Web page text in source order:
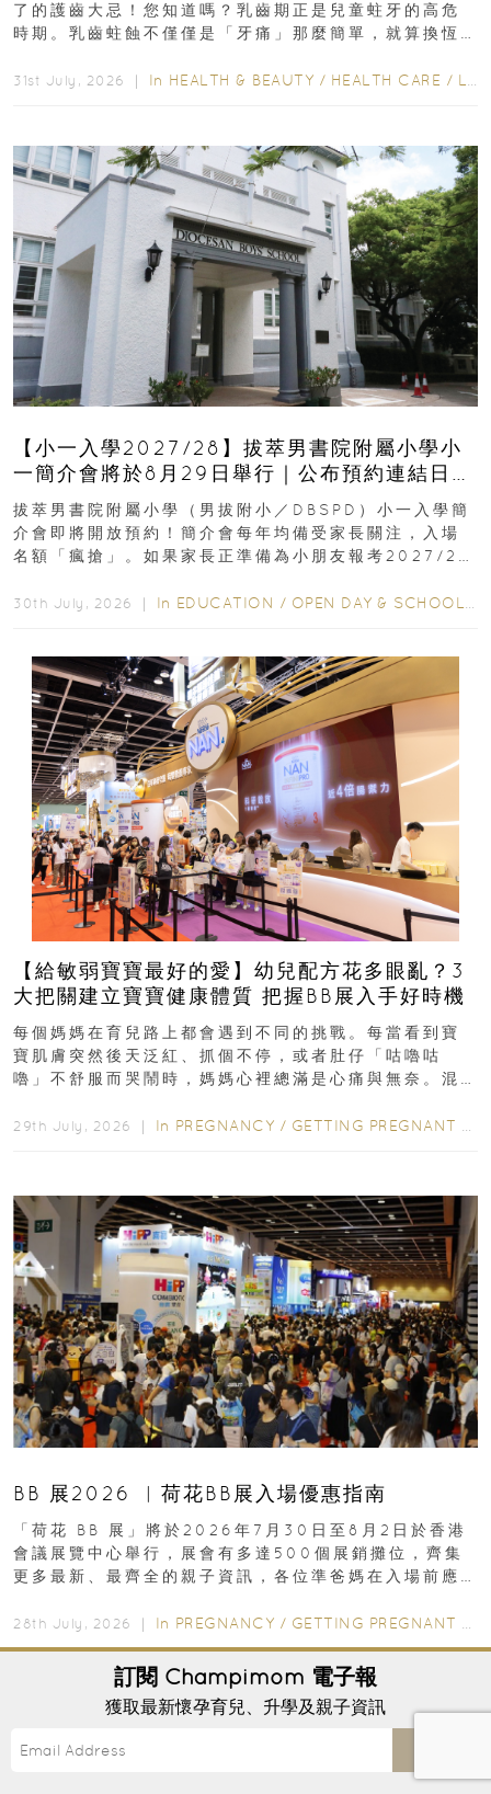
了的護齒大忌！您知道嗎？乳齒期正是兒童蛀牙的高危
時期。乳齒蛀蝕不僅僅是「牙痛」那麼簡單，就算換恆
31st July, 2026 ｜ In HEALTH & BEAUTY / HEALTH CARE / LIFESTYLE
【小一入學2027/28】拔萃男書院附屬小學小
一簡介會將於8月29日舉行｜公布預約連結日期
｜更設有網上重溫
拔萃男書院附屬小學（男拔附小／DBSPD）小一入學簡
介會即將開放預約！簡介會每年均備受家長關注，入場
名額「瘋搶」。如果家長正準備為小朋友報考2027/28
30th July, 2026 ｜ In EDUCATION / OPEN DAY & SCHOOL EVENTS
【給敏弱寶寶最好的愛】幼兒配方花多眼亂？3
大把關建立寶寶健康體質 把握BB展入手好時機
每個媽媽在育兒路上都會遇到不同的挑戰。每當看到寶
寶肌膚突然後天泛紅、抓個不停，或者肚仔「咕嚕咕
嚕」不舒服而哭鬧時，媽媽心裡總滿是心痛與無奈。混
29th July, 2026 ｜ In PREGNANCY / GETTING PREGNANT
BB 展2026 ︳荷花BB展入場優惠指南
「荷花 BB 展」將於2026年7月30日至8月2日於香港
會議展覽中心舉行，展會有多達500個展銷攤位，齊集
更多最新、最齊全的親子資訊，各位準爸媽在入場前應
28th July, 2026 ｜ In PREGNANCY / GETTING PREGNANT
訂閱 Champimom 電子報
獲取最新懷孕育兒、升學及親子資訊